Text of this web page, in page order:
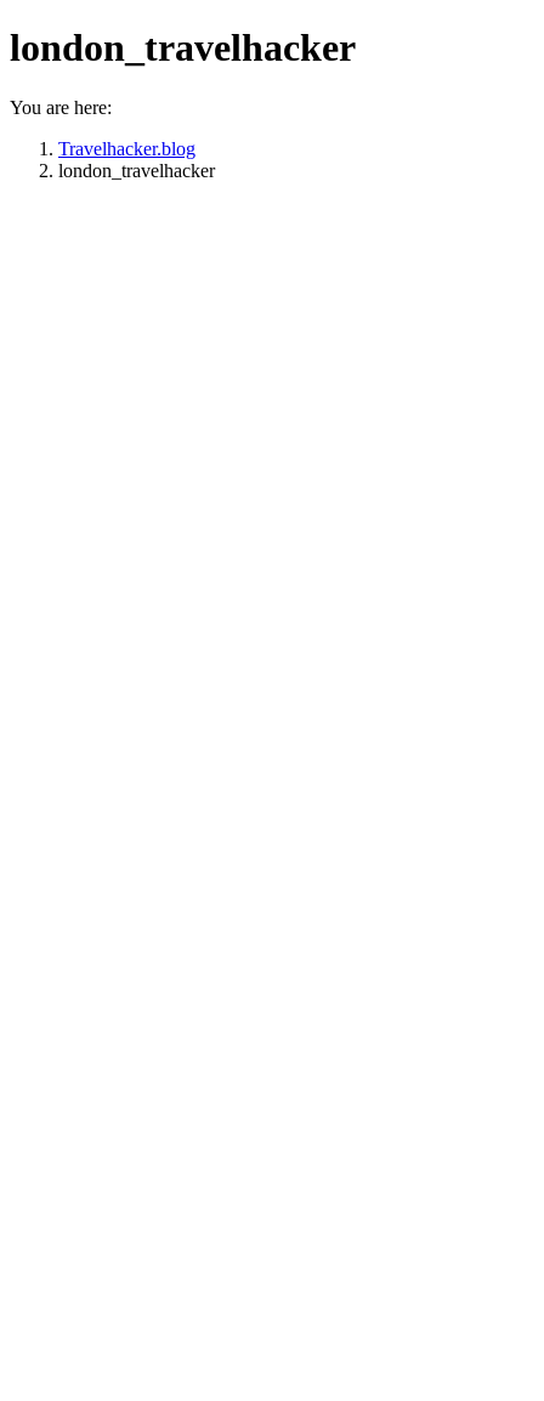
london_travelhacker
You are here:
Travelhacker.blog
london_travelhacker